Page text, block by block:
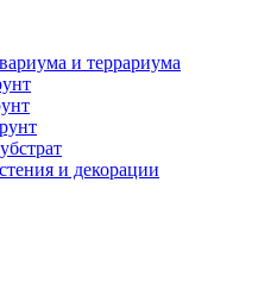
и террариума
и декорации